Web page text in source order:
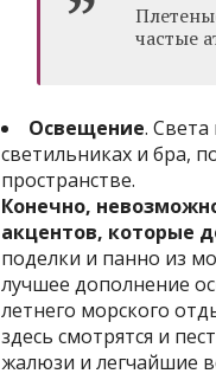
частые
Освещение.
светильниках и бра,
пространстве.
Конечно,
акцентов, которые
поделки и панно из
лучшее дополнение
летнего морского
здесь смотрятся и
жалюзи и легчайшие